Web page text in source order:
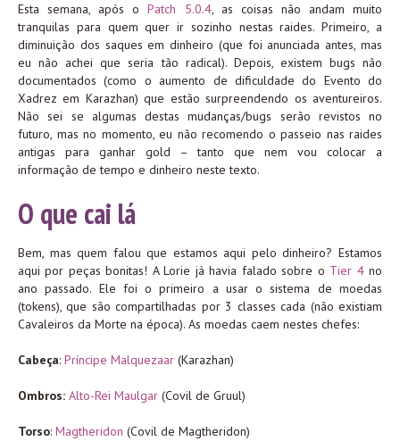
Esta semana, após oPatch 5.0.4, as coisas não andam muito
tranquilas para quem quer ir sozinho nestas raides. Primeiro, a
diminuição dos saques em dinheiro (que foi anunciada antes, mas
eu não achei que seria tão radical). Depois, existem bugs não
documentados (como o aumento de dificuldade do Evento do
Xadrez em Karazhan) que estão surpreendendo os aventureiros.
Não sei se algumas destas mudanças/bugs serão revistos no
futuro, mas no momento, eu não recomendo o passeio nas raides
antigas para ganhar gold – tanto que nem vou colocar a
informação de tempo e dinheiro neste texto.
O que cai lá
Bem, mas quem falou que estamos aqui pelo dinheiro? Estamos
aqui por peças bonitas! A Lorie já havia falado sobre o Tier 4no
ano passado. Ele foi o primeiro a usar o sistema de moedas
(tokens), que são compartilhadas por 3 classes cada (não existiam
Cavaleiros da Morte na época). As moedas caem nestes chefes:
Cabeça: Príncipe Malquezaar (Karazhan)
Ombros: Alto-Rei Maulgar (Covil de Gruul)
Torso: Magtheridon (Covil de Magtheridon)